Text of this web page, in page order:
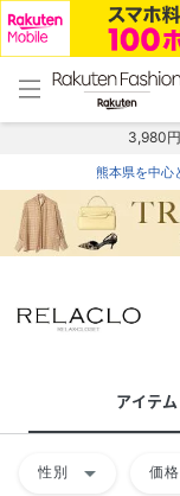
menu home
トップ
3,980
熊本県を中心
アイテム
性別 arrow_drop_down 価格